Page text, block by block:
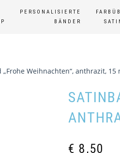
PERSONALISIERTE
BÄNDER
„Frohe Weihnachten“, anthrazit, 15
€ 8,50